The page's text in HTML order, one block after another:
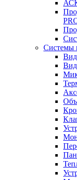
Системы